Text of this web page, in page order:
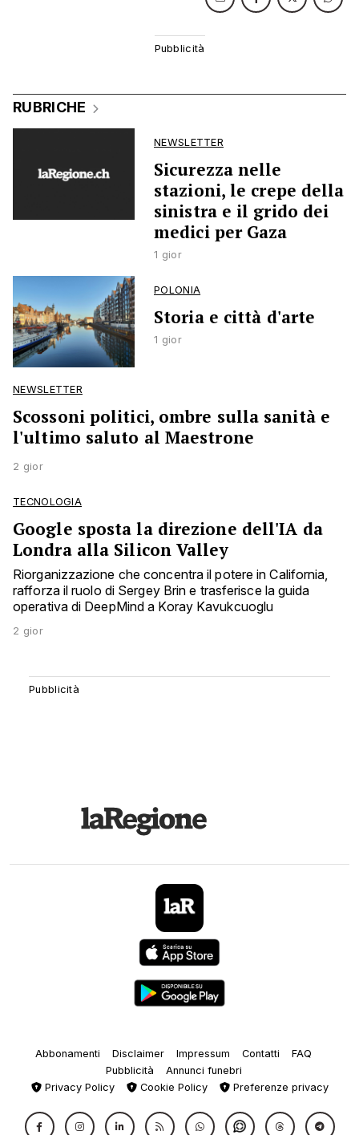
RUBRICHE
NEWSLETTER
Sicurezza nelle
stazioni, le crepe della
sinistra e il grido dei
medici per Gaza
1 gior
POLONIA
Storia e città d'arte
1 gior
NEWSLETTER
Scossoni politici, ombre sulla sanità e
l'ultimo saluto al Maestrone
2 gior
TECNOLOGIA
Google sposta la direzione dell'IA da
Londra alla Silicon Valley
Riorganizzazione che concentra il potere in California,
rafforza il ruolo di Sergey Brin e trasferisce la guida
operativa di DeepMind a Koray Kavukcuoglu
2 gior
Abbonamenti Disclaimer Impressum Contatti
FAQ
Pubblicità
Annunci funebri
Privacy Policy
Cookie Policy Preferenze privacy